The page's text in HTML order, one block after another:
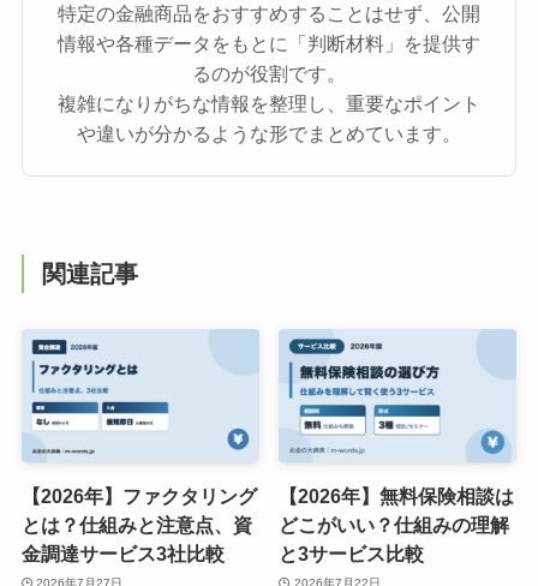
特定の金融商品をおすすめすることはせず、公開
情報や各種データをもとに「判断材料」を提供す
るのが役割です。
複雑になりがちな情報を整理し、重要なポイント
や違いが分かるような形でまとめています。
関連記事
【2026年】ファクタリング
とは？仕組みと注意点、資
金調達サービス3社比較
2026年7月27日
【2026年】無料保険相談は
どこがいい？仕組みの理解
と3サービス比較
2026年7月22日